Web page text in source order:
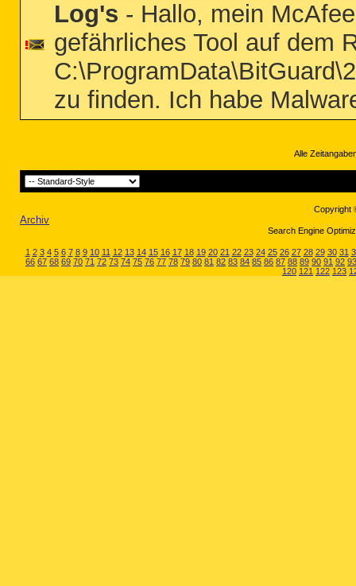
Log's - Hallo, mein
gefährliches Tool auf dem
zu finden. Ich habe
Alle
Copyright
Archiv
Search Engine
1 2 3 4 5 6 7 8 9 10 11 12 13 14 15 16 17 18 19 20 21 22 23 24 25 26 27 28 29 30 31
66 67 68 69 70 71 72 73 74 75 76 77 78 79 80 81 82 83 84 85 86 87 88 89 90 91 92 93
120 121 122 123